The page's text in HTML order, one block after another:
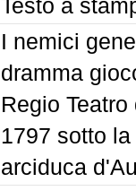
Testo a
I nemici
dramma
Regio
1797 sotto
arciduca